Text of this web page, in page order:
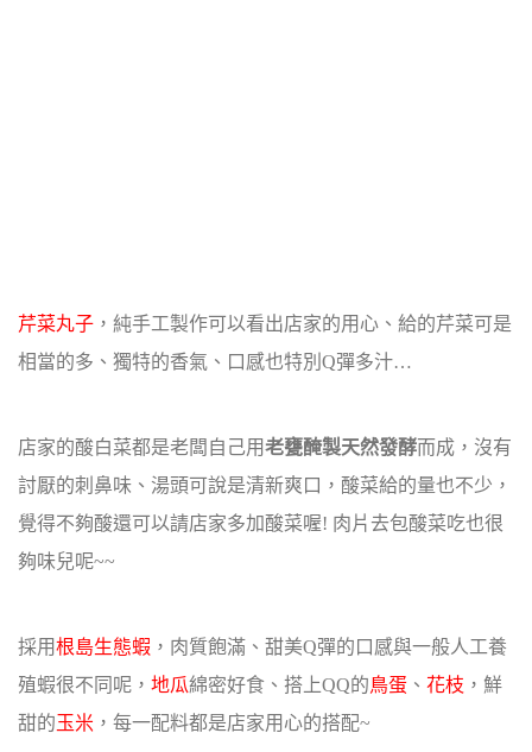
芹菜丸子 ，純手工製作可以看出店家的用心、給的芹菜可是
相當的多、 獨特的香氣、口感也特別Q彈多汁…
店家的酸白菜都是老闆自己用老甕醃製天然發酵而成，沒有
討厭的刺鼻味、 湯頭可說是清新爽口，酸菜給的量也不少，
覺得不夠酸還可以請店家多加酸菜喔! 肉片去包酸菜吃也很
夠味兒呢~~
採用根島生態蝦 ，肉質飽滿、甜美Q彈的口感與一般人工養
殖蝦很不同呢， 地瓜綿密好食、搭上QQ的鳥蛋 、 花枝 ，鮮
甜的玉米 ，每一配料都是店家用心的搭配~